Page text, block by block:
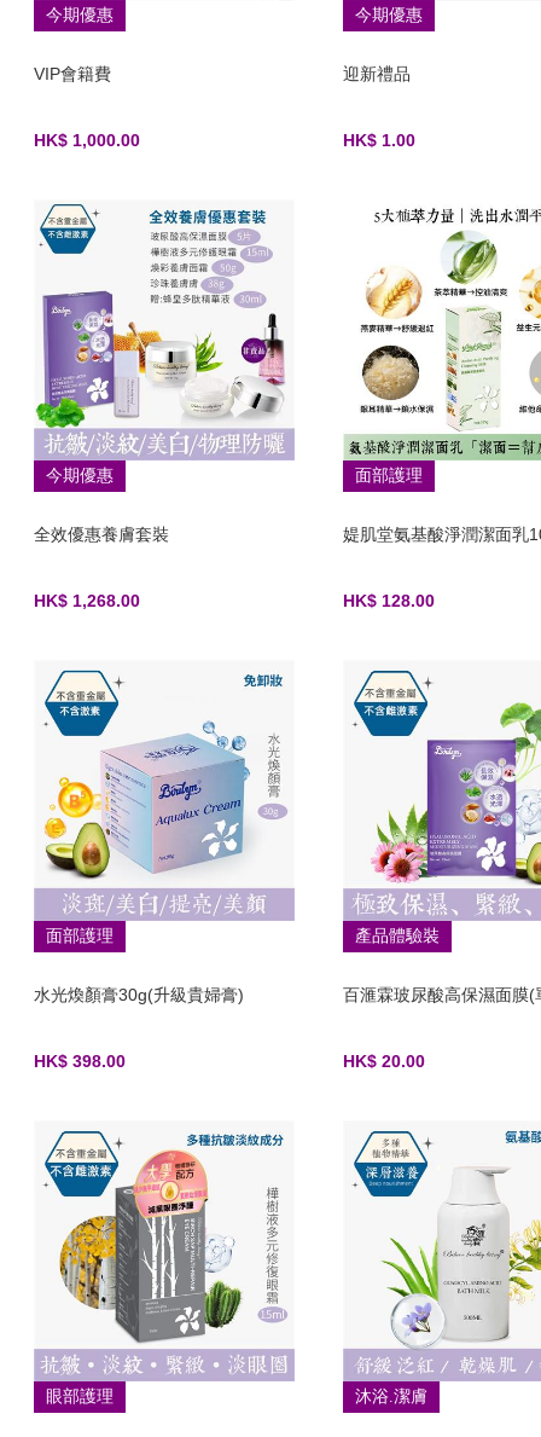
今期優惠
VIP會籍費
HK$ 1,000.00
今期優惠
迎新禮品
HK$ 1.00
今期優惠
全效優惠養膚套裝
HK$ 1,268.00
面部護理
媞肌堂氨基酸淨潤潔面乳
HK$ 128.00
面部護理
水光煥顏膏30g(升級貴婦膏)
HK$ 398.00
產品體驗裝
百滙霖玻尿酸高保濕面膜(
HK$ 20.00
眼部護理 沐浴.潔膚